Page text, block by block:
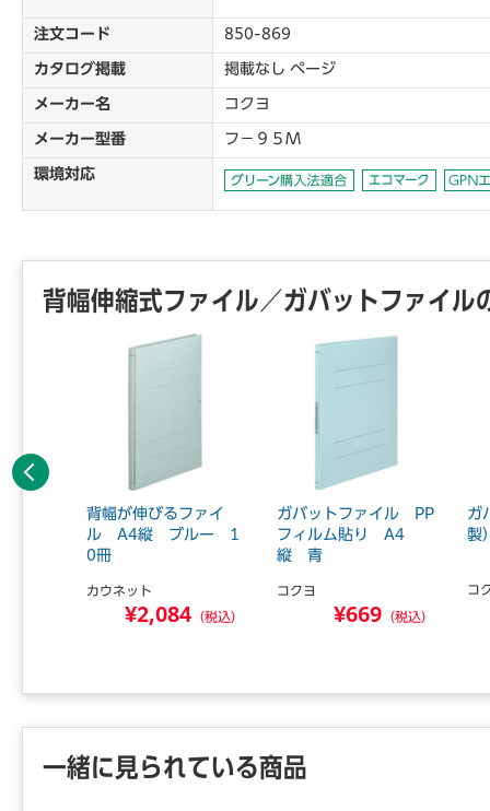
注文コード 850-869
カタログ掲載 掲載なし ページ
メーカー名 コクヨ
メーカー型番 フ－９５Ｍ
環境対応
背幅伸縮式ファイル／ガバットファイル
背幅が伸びるファイ
ル A4縦 ブルー 1
0冊
カウネット
¥2,084 （税込）
ガバットファイル PP
フィルム貼り A4
縦 青
コクヨ
¥669 （税込）
ガ
製
コ
前へ
一緒に見られている商品